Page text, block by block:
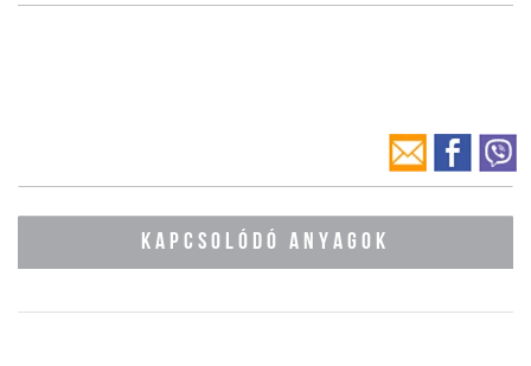
KAPCSOLÓDÓ ANYAGOK